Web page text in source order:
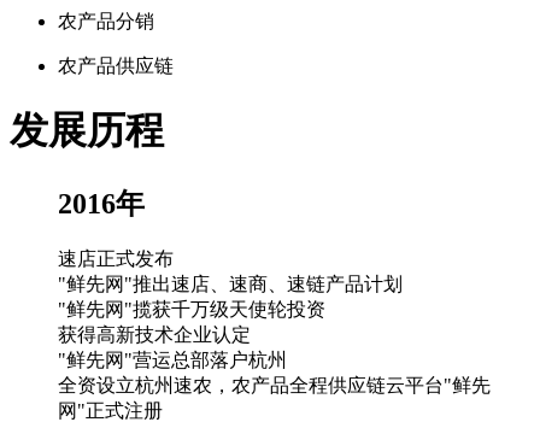
农产品分销
农产品供应链
发展历程
2016年
速店正式发布
"鲜先网"推出速店、速商、速链产品计划
"鲜先网"揽获千万级天使轮投资
获得高新技术企业认定
"鲜先网"营运总部落户杭州
全资设立杭州速农，农产品全程供应链云平台"鲜先
网"正式注册